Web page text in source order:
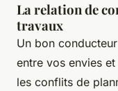
La relation de
travaux
Un bon
entre vos envies
les conflits de